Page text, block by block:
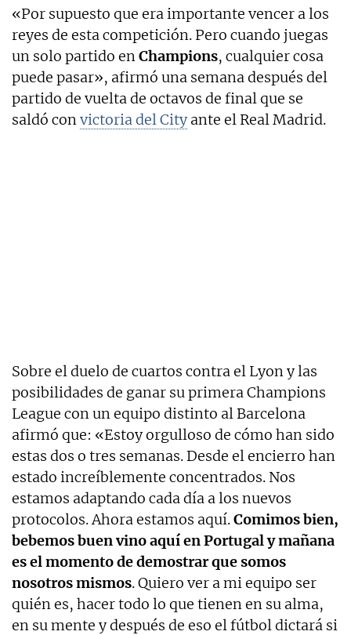
«Por supuesto que era importante vencer a los
reyes de esta competición. Pero cuando juegas
un solo partido enChampions, cualquier cosa
puede pasar», afirmó una semana después del
partido de vuelta de octavos de final que se
saldó convictoria del Cityante el Real Madrid.
Sobre el duelo de cuartos contra el Lyon y las
posibilidades de ganar su primera Champions
League con un equipo distinto al Barcelona
afirmó que: «Estoy orgulloso de cómo han sido
estas dos o tres semanas. Desde el encierro han
estado increíblemente concentrados. Nos
estamos adaptando cada día a los nuevos
protocolos. Ahora estamos aquí.Comimos bien,
bebemos buen vino aquí en Portugal y mañana
es el momento de demostrar que somos
nosotros mismos. Quiero ver a mi equipo ser
quién es, hacer todo lo que tienen en su alma,
en su mente y después de eso el fútbol dictará si